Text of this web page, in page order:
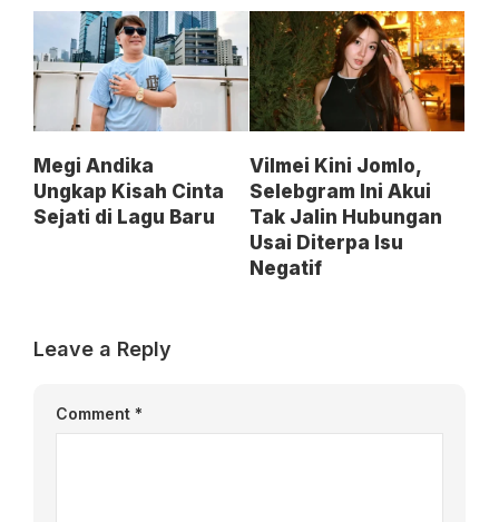
Megi Andika
Ungkap Kisah Cinta
Sejati di Lagu Baru
Vilmei Kini Jomlo,
Selebgram Ini Akui
Tak Jalin Hubungan
Usai Diterpa Isu
Negatif
Leave a Reply
Comment *